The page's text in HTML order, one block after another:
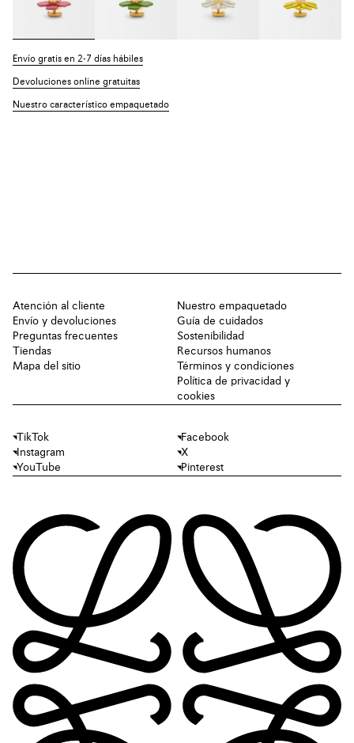
Envío gratis en 2-7 días hábiles
Devoluciones online gratuitas
Nuestro característico empaquetado
Atención al cliente
Envío y devoluciones
Preguntas frecuentes
Tiendas
Mapa del sitio
Nuestro empaquetado
Guía de cuidados
Sostenibilidad
Recursos humanos
Términos y condiciones
Política de privacidad y
cookies
TikTok
Facebook
Instagram
X
YouTube
Pinterest